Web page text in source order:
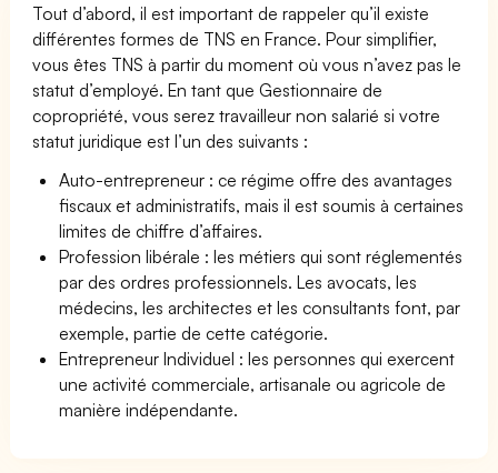
Tout d’abord, il est important de rappeler qu’il existe
différentes formes de TNS en France. Pour simplifier,
vous êtes TNS à partir du moment où vous n’avez pas le
statut d’employé. En tant que Gestionnaire de
copropriété, vous serez travailleur non salarié si votre
statut juridique est l’un des suivants :
Auto-entrepreneur : ce régime offre des avantages
fiscaux et administratifs, mais il est soumis à certaines
limites de chiffre d’affaires.
Profession libérale : les métiers qui sont réglementés
par des ordres professionnels. Les avocats, les
médecins, les architectes et les consultants font, par
exemple, partie de cette catégorie.
Entrepreneur Individuel : les personnes qui exercent
une activité commerciale, artisanale ou agricole de
manière indépendante.